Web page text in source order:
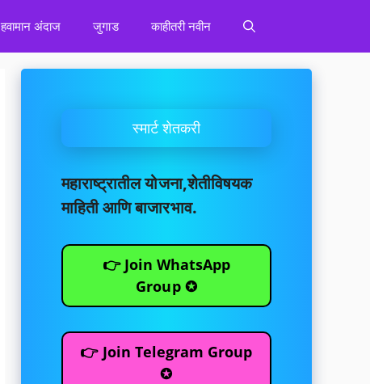
हवामान अंदाज जुगाड काहीतरी नवीन
स्मार्ट शेतकरी
महाराष्ट्रातील योजना,शेतीविषयक
माहिती आणि बाजारभाव.
👉 Join WhatsApp
Group ✪
👉 Join Telegram Group
✪